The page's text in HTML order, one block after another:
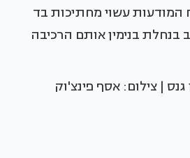
המודעות עשוי מחתיכות בד
בנחלת בנימין אותם הרכיבה
| צילום: אסף פינצ'וק